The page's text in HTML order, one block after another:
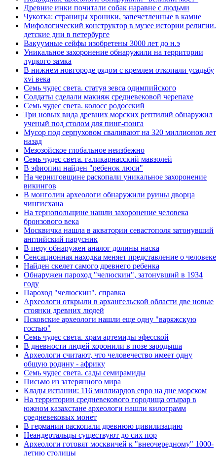
Древние инки почитали собак наравне с людьми
Чукотка: страницы хроники, запечетленные в камне
Мифологический конструктор в музее истории религии.
детские дни в петербурге
Вакуумные сейфы изобретены 3000 лет до н.э
Уникальное захоронение обнаружили на территории
луцкого замка
В нижнем новгороде рядом с кремлем откопали усадьбу
xvi века
Семь чудес света. статуя зевса одимпийского
Солдаты сделали макияж средневековой черепахе
Семь чудес света. колосс родосский
Три новых вида древних морских рептилий обнаружил
ученый под столом для пинг-понга
Мусор под cерпуховом сваливают на 320 миллионов лет
назад
Мезозойское глобальное неизбежно
Семь чудес света. галикарнасский мавзолей
В эфиопии найден "ребенок люси"
На черниговщине раскопали уникальное захоронение
викингов
В монголии археологи обнаружили руины дворца
чингисхана
На тернопольщине нашли захоронение человека
бронзового века
Москвичка нашла в акватории севастополя затонувший
английский парусник
В перу обнаружен аналог долины наска
Сенсационная находка меняет представление о человеке
Найден скелет самого древнего ребенка
Обнаружен пароход "челюскин", затонувший в 1934
году
Пароход "челюскин". справка
Археологи открыли в архангельской области две новые
стоянки древних людей
Псковские археологи нашли еще одну "варяжскую
гостью"
Семь чудес света. храм артемиды эфесской
В дневности людей хоронили в позе зародыша
Археологи считают, что человечество имеет одну
общую родину - африку
Семь чудес света. сады семирамиды
Письмо из затерянного мира
Клады испании: 116 миллиардов евро на дне морском
На территории средневекового городища отырар в
южном казахстане археологи нашли килограмм
средневековых монет
В германии раскопали древнюю цивилизацию
Неандертальцы существуют до сих пор
Археологи готовят москвичей к "внеочередному" 1000-
летию столицы